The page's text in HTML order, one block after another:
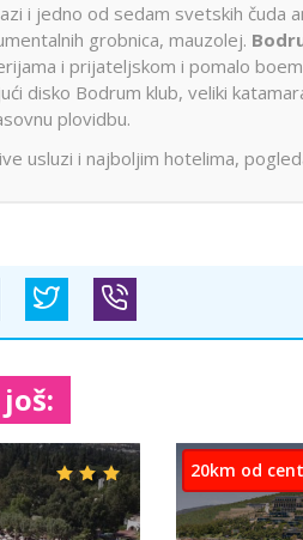
i jedno od sedam svetskih čuda
grobnica, mauzolej.
i prijateljskom i pomalo
disko Bodrum klub, veliki
plovidbu.
usluzi i najboljim hotelima,
8km od